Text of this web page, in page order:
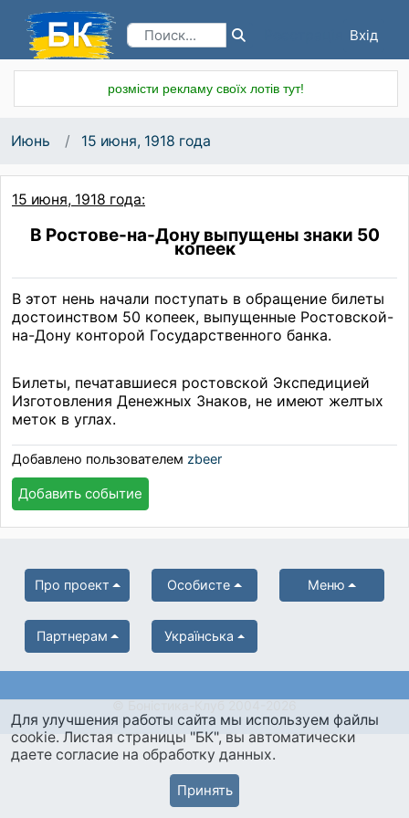
Вхід
розмісти рекламу своїх лотів тут!
Июнь 15 июня, 1918 года
15 июня, 1918 года:
В Ростове-на-Дону выпущены знаки 50
копеек
В этот нень начали поступать в обращение билеты
достоинством 50 копеек, выпущенные Ростовской-
на-Дону конторой Государственного банка.
Билеты, печатавшиеся ростовской Экспедицией
Изготовления Денежных Знаков, не имеют желтых
меток в углах.
Добавлено пользователем zbeer
Добавить событие
Про проект Особисте Меню
Партнерам Українська
Для улучшения работы сайта мы используем файлы
cookie. Листая страницы "БК", вы автоматически
даете согласие на обработку данных.
Принять